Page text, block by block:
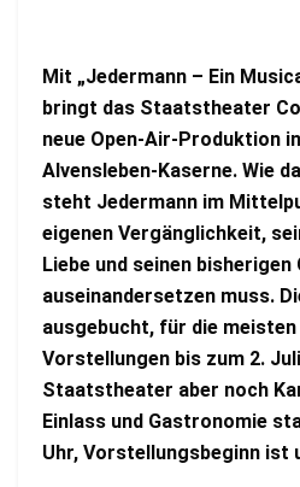
Mit „Jedermann – Ein
bringt das Staatstheater
neue Open-Air-Produktion
Alvensleben-Kaserne. Wie
steht Jedermann im
eigenen Vergänglichkeit,
Liebe und seinen bisherigen
auseinandersetzen muss.
ausgebucht, für die
Vorstellungen bis zum 2.
Staatstheater aber noch
Einlass und Gastronomie
Uhr, Vorstellungsbeginn ist